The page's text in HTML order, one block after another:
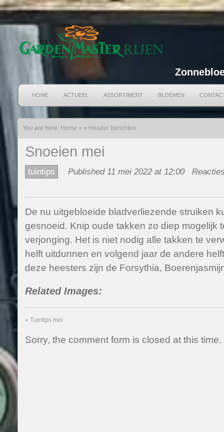
HOME ACTUEEL ASSORTIMENT BLOEMEN
You are here: Home » » Header berichten
Snoeien mei
tuintips Published 11 mei 2022 at 12:00
De nu uitgebloeide bladverliezende struiken
gesnoeid. Knip oude takken zo diep mogelijk
verjonging. Het is niet nodig alle takken te
helft uitdunnen en volgend jaar de andere
deze heesters zijn de Forsythia,
Related Images:
« Tuintips mei
Sorry, the comment form is closed at this time.